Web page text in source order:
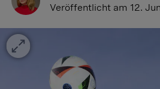
Veröffentlicht am 12.